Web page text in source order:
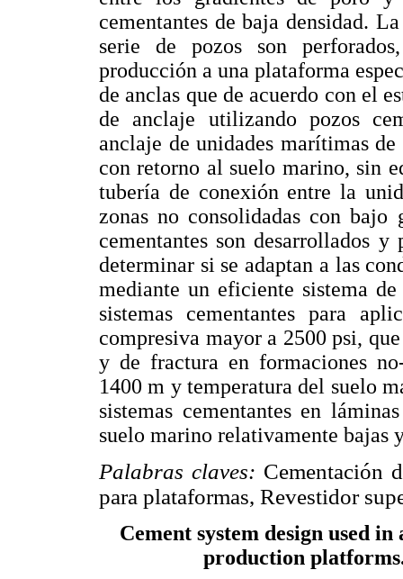
cementantes de baja densidad.
serie de pozos son
producción a una plataforma
de anclas que de acuerdo con el
de anclaje utilizando pozos
anclaje de unidades marítimas
con retorno al suelo marino, sin
tubería de conexión entre la
zonas no consolidadas con bajo
cementantes son desarrollados
determinar si se adaptan a las
mediante un eficiente sistema
sistemas cementantes para
compresiva mayor a 2500 psi,
y de fractura en formaciones
1400 m y temperatura del suelo
sistemas cementantes en
suelo marino relativamente bajas
Palabras claves: Cementación
para plataformas, Revestidor
Cement system design used
production